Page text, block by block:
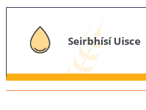
Seirbhísí Uisce